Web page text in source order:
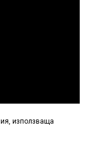
използваща